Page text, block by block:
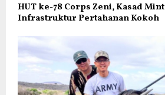
HUT ke-78 Corps Zeni, Kasad
Infrastruktur Pertahanan Kokoh